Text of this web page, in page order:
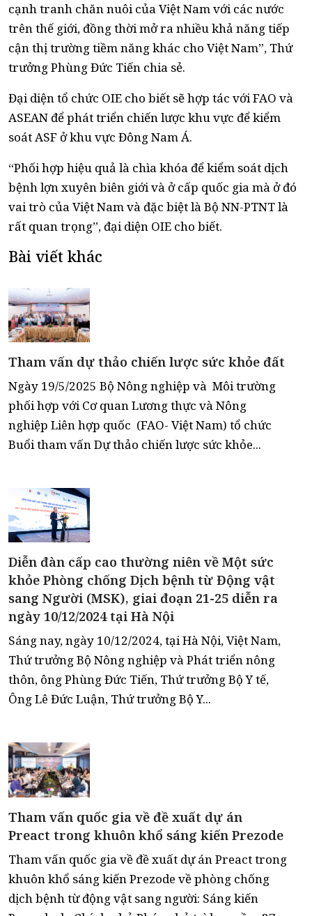
cạnh tranh chăn nuôi của Việt Nam với các nước
trên thế giới, đồng thời mở ra nhiều khả năng tiếp
cận thị trường tiềm năng khác cho Việt Nam”, Thứ
trưởng Phùng Đức Tiến chia sẻ.
Đại diện tổ chức OIE cho biết sẽ hợp tác với FAO và
ASEAN để phát triển chiến lược khu vực để kiểm
soát ASF ở khu vực Đông Nam Á.
“Phối hợp hiệu quả là chìa khóa để kiểm soát dịch
bệnh lợn xuyên biên giới và ở cấp quốc gia mà ở đó
vai trò của Việt Nam và đặc biệt là Bộ NN-PTNT là
rất quan trọng”, đại diện OIE cho biết.
Bài viết khác
Tham vấn dự thảo chiến lược sức khỏe đất
Ngày 19/5/2025 Bộ Nông nghiệp và Môi trường
phối hợp với Cơ quan Lương thực và Nông
nghiệp Liên hợp quốc (FAO- Việt Nam) tổ chức
Buổi tham vấn Dự thảo chiến lược sức khỏe...
Diễn đàn cấp cao thường niên về Một sức
khỏe Phòng chống Dịch bệnh từ Động vật
sang Người (MSK), giai đoạn 21-25 diễn ra
ngày 10/12/2024 tại Hà Nội
Sáng nay, ngày 10/12/2024, tại Hà Nội, Việt Nam,
Thứ trưởng Bộ Nông nghiệp và Phát triển nông
thôn, ông Phùng Đức Tiến, Thứ trưởng Bộ Y tế,
Ông Lê Đức Luận, Thứ trưởng Bộ Y...
Tham vấn quốc gia về đề xuất dự án
Preact trong khuôn khổ sáng kiến Prezode
Tham vấn quốc gia về đề xuất dự án Preact trong
khuôn khổ sáng kiến Prezode về phòng chống
dịch bệnh từ động vật sang người: Sáng kiến